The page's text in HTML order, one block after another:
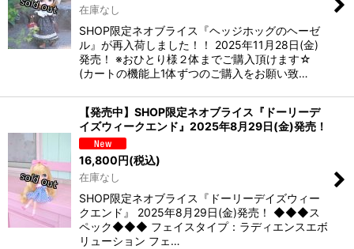
在庫なし
SHOP限定ネオブライス『ヘッジホッグのヘーゼ
ル』が再入荷しました！！ 2025年11月28日(金)
発売！ ※おひとり様２体までご購入頂けます☆
(カートの機能上1体ずつのご購入をお願い致…
【発売中】SHOP限定ネオブライス『ドーリーデ
イズウィークエンド』2025年8月29日(金)発売！
16,800円(税込)
在庫なし
SHOP限定ネオブライス『ドーリーデイズウィー
クエンド』 2025年8月29日(金)発売！ ◆◆◆ス
ペック◆◆◆ フェイスタイプ：ラディエンスエボ
リューション フェ…